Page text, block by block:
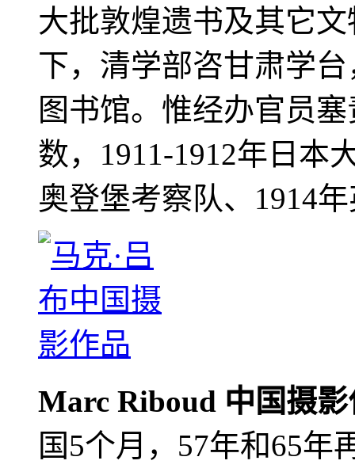
大批敦煌遗书及其它
下，清学部咨甘肃学
图书馆。惟经办官员
数，1911-1912年日本
奥登堡考察队、1914
Marc Riboud 中国摄
国5个月，57年和65年